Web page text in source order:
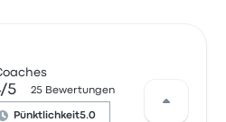
5 25 Bewertungen
Pünktlichkeit5.0